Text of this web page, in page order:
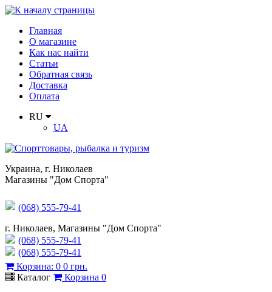
Главная
О магазине
Как нас найти
Статьи
Обратная связь
Доставка
Оплата
RU
UA
Украина, г. Николаев
Магазины "Дом Спорта"
(068) 555-79-41
г. Николаев, Магазины "Дом Спорта"
(068) 555-79-41
(068) 555-79-41
Корзина: 0 0 грн.
Каталог
Корзина 0